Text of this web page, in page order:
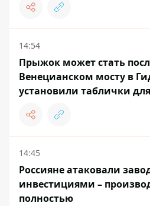
14:54
Прыжок может стать
Венецианском мосту в
установили таблички
14:45
Россияне атаковали
инвестициями –
полностью